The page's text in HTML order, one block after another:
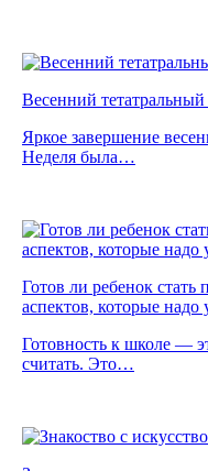
Весенний тетатральный
Яркое завершение
Неделя была…
Готов ли ребенок
аспектов, которые надо
Готовность к школе —
считать. Это…